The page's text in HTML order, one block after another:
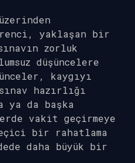
yaklaşan bir
zorluk
düşüncelere
kaygıyı
hazırlığı
ya da başka
vakit geçirmeye
bir rahatlama
daha büyük bir